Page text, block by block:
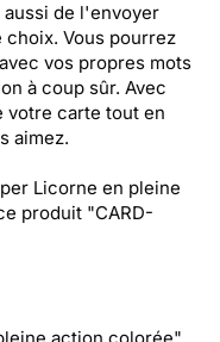
aussi de l'envoyer
Vous pourrez
vos propres mots
à coup sûr. Avec
votre carte tout en
aimez.
Licorne en pleine
produit "CARD-